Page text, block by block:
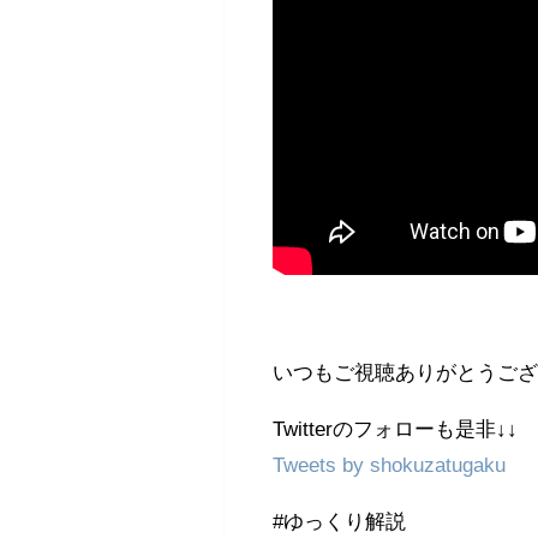
いつもご視聴ありがとうご
Twitterのフォローも是非↓↓
Tweets by shokuzatugaku
#ゆっくり解説